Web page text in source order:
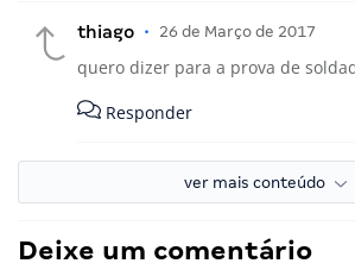
thiago • 26 de Março de 2017
quero dizer para a prova de
Responder
ver mais conteúdo
Deixe um comentário